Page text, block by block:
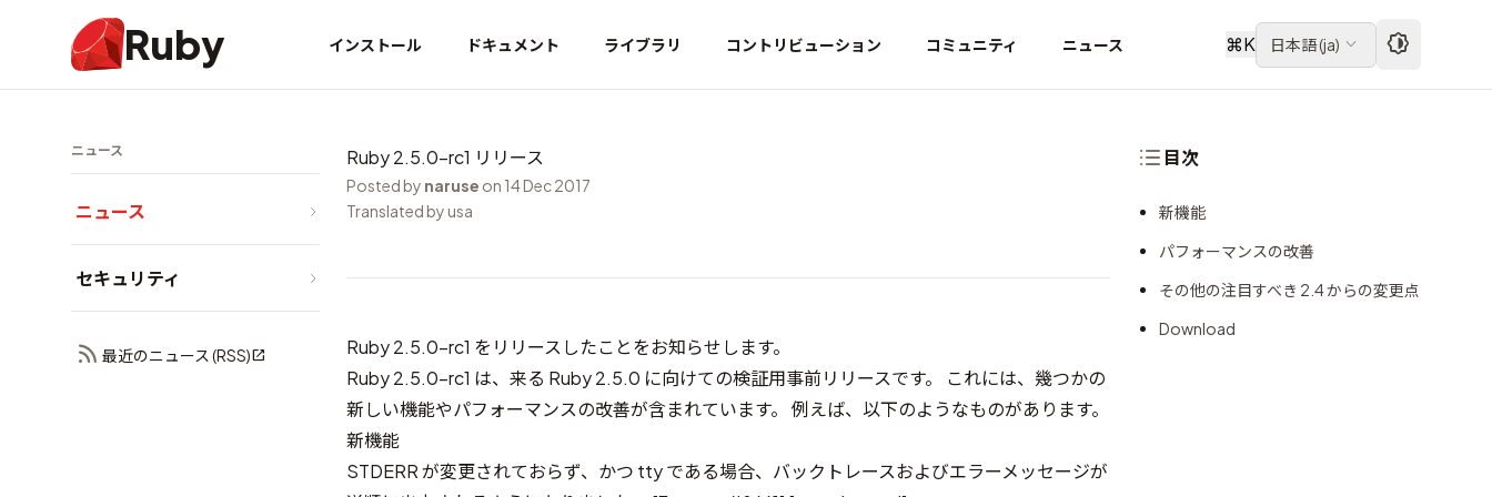
Ruby インストール ドキュメント ライブラリ コントリビューション コミュニティ ニュース ⌘K 日本語(ja)
ニュース
ニュース
セキュリティ
最近のニュース (RSS)
Ruby 2.5.0-rc1 リリース
Posted by naruse on 14 Dec 2017
Translated by usa
Ruby 2.5.0-rc1 をリリースしたことをお知らせします。
Ruby 2.5.0-rc1 は、来る Ruby 2.5.0 に向けての検証用事前リリースです。 これには、幾つかの
新しい機能やパフォーマンスの改善が含まれています。 例えば、以下のようなものがあります。
新機能
STDERR が変更されておらず、かつ tty である場合、バックトレースおよびエラーメッセージが
目次
新機能
パフォーマンスの改善
その他の注目すべき 2.4 からの変更点
Download